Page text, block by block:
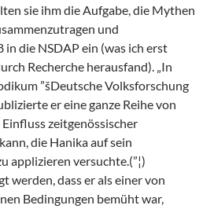
sie ihm die Aufgabe, die Mythen
und
die NSDAP ein (was ich erst
Recherche herausfand). „In
”šDeutsche Volksforschung
er eine ganze Reihe von
zeitgenössischer
die Hanika auf sein
applizieren versuchte.(”¦)
werden, dass er als einer von
Bedingungen bemüht war,